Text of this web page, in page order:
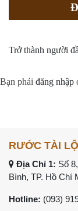
Trở thành người
Bạn phải đăng nhập
RƯỚC TÀI
Địa Chỉ 1: Số
Bình, TP. Hồ Chí
Hotline: (093)